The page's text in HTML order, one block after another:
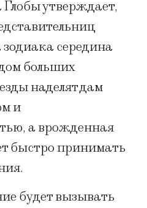
утверждает,
середина
больших
наделят дам
и
а врожденная
быстро принимать
будет вызывать